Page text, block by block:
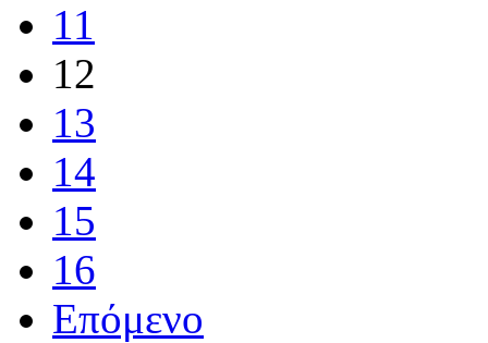
11
12
13
14
15
16
Επόμενο